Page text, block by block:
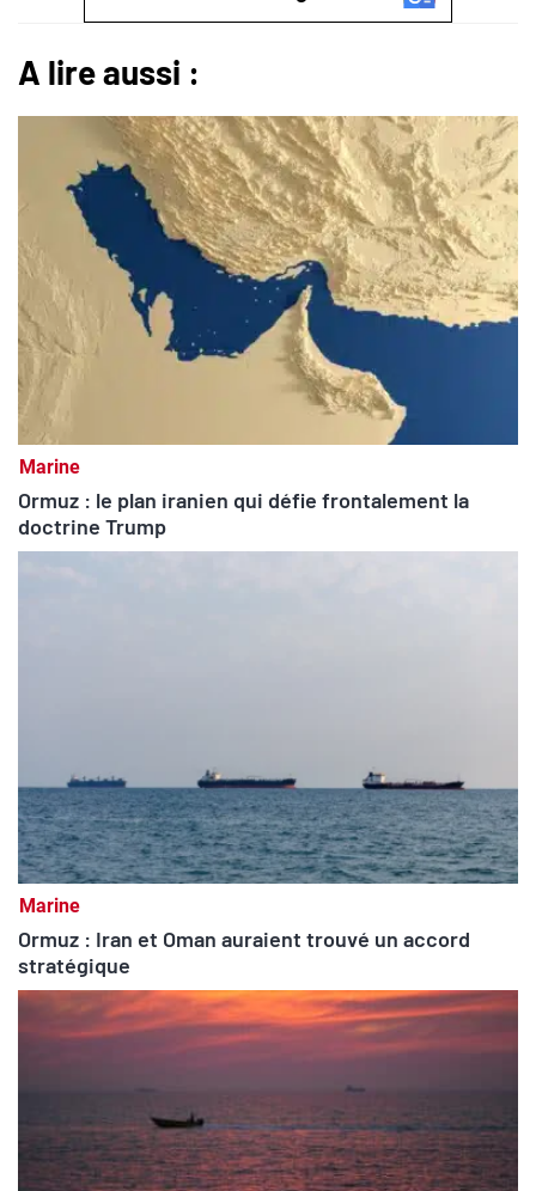
A lire aussi :
Marine
Ormuz : le plan iranien qui défie frontalement la
doctrine Trump
Marine
Ormuz : Iran et Oman auraient trouvé un accord
stratégique